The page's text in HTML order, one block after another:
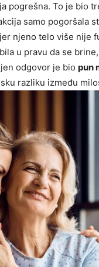
pogrešna. To je bio
samo pogoršala
njeno telo više nije
u pravu da se
odgovor je bio pun
razliku između